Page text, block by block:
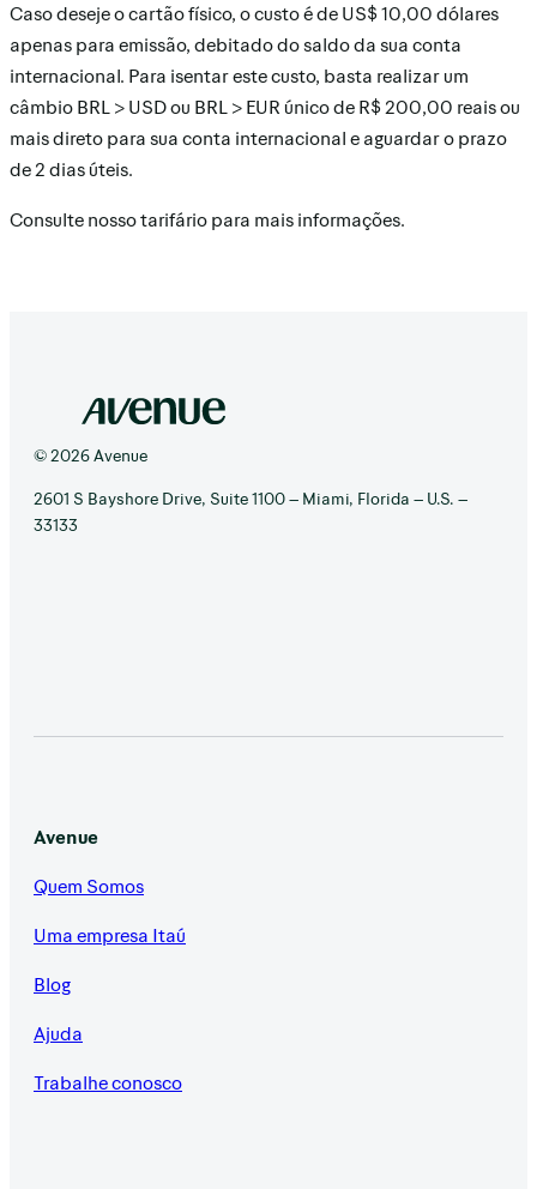
Caso deseje o cartão físico, o custo é de US$ 10,00 dólares
apenas para emissão, debitado do saldo da sua conta
internacional. Para isentar este custo, basta realizar um
câmbio BRL > USD ou BRL > EUR único de R$ 200,00 reais ou
mais direto para sua conta internacional e aguardar o prazo
de 2 dias úteis.
Consulte nosso tarifário para mais informações.
© 2026 Avenue
2601 S Bayshore Drive, Suite 1100 – Miami, Florida – U.S. –
33133
Avenue
Quem Somos
Uma empresa Itaú
Blog
Ajuda
Trabalhe conosco